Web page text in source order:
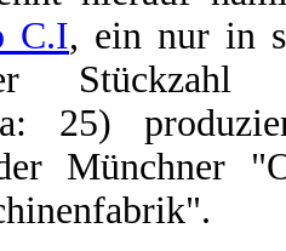
C.I, ein nur in
Stückzahl
25)
Münchner